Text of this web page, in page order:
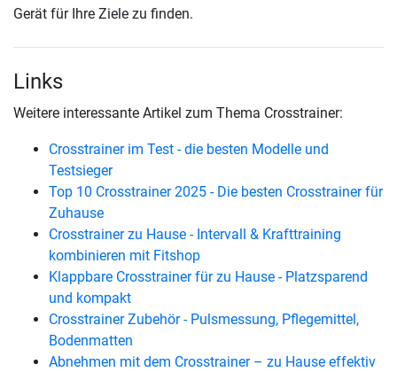
Gerät für Ihre Ziele zu finden.
Links
Weitere interessante Artikel zum Thema Crosstrainer:
Crosstrainer im Test - die besten Modelle und
Testsieger
Top 10 Crosstrainer 2025 - Die besten Crosstrainer für
Zuhause
Crosstrainer zu Hause - Intervall & Krafttraining
kombinieren mit Fitshop
Klappbare Crosstrainer für zu Hause - Platzsparend
und kompakt
Crosstrainer Zubehör - Pulsmessung, Pflegemittel,
Bodenmatten
Abnehmen mit dem Crosstrainer – zu Hause effektiv